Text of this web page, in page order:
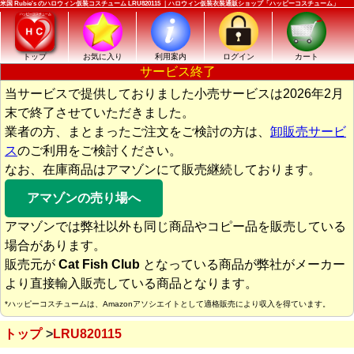
米国 Rubie's のハロウィン仮装コスチューム LRU820115 ｜ハロウィン仮装衣装通販ショップ「ハッピーコスチューム」
トップ お気に入り 利用案内 ログイン カート
サービス終了
当サービスで提供しておりました小売サービスは2026年2月
末で終了させていただきました。
業者の方、まとまったご注文をご検討の方は、 卸販売サービ
スのご利用をご検討ください。
なお、在庫商品はアマゾンにて販売継続しております。
アマゾンの売り場へ
アマゾンでは弊社以外も同じ商品やコピー品を販売している
場合があります。
販売元が Cat Fish Club となっている商品が弊社がメーカー
より直接輸入販売している商品となります。
*ハッピーコスチュームは、Amazonアソシエイトとして適格販売により収入を得ています。
トップ LRU820115